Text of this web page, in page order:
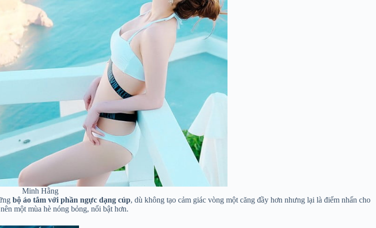
Minh Hằng
bộ áo tắm với phần ngực dạng cúp, dù không tạo cảm giác vòng một căng đầy hơn nhưng lại là điểm nhấn cho
một mùa hè nóng bỏng, nổi bật hơn.